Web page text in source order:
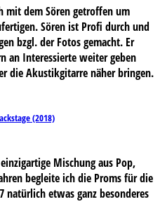
mit dem Sören getroffen um
Sören ist Profi durch und
bzgl. der Fotos gemacht. Er
an Interessierte weiter geben
die Akustikgitarre näher bringen.
(2018)
Mischung aus Pop,
begleite ich die Proms für die
natürlich etwas ganz besonderes